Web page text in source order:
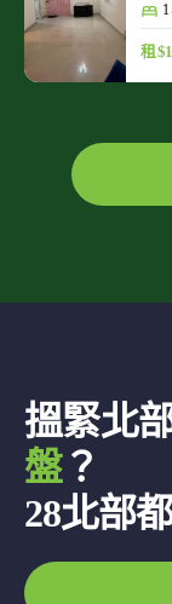
1
租
搵緊北
盤？
28北部